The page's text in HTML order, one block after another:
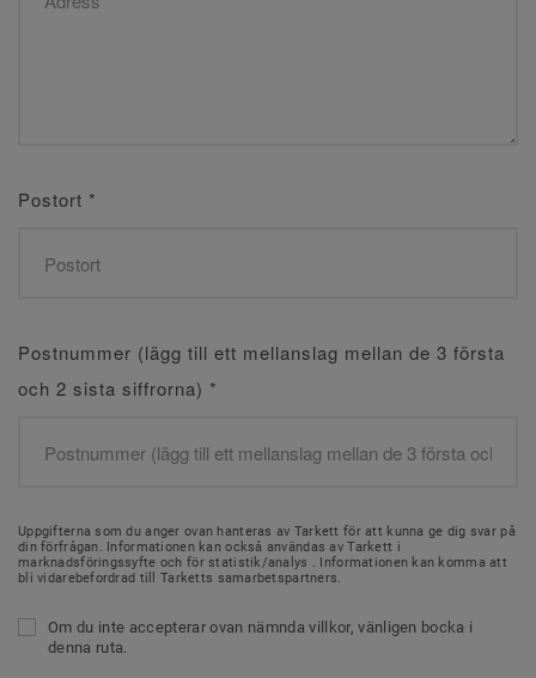
Postort *
Postnummer (lägg till ett mellanslag mellan de 3 första
och 2 sista siffrorna) *
Uppgifterna som du anger ovan hanteras av Tarkett för att kunna ge dig svar på
din förfrågan. Informationen kan också användas av Tarkett i
marknadsföringssyfte och för statistik/analys . Informationen kan komma att
bli vidarebefordrad till Tarketts samarbetspartners.
Om du inte accepterar ovan nämnda villkor, vänligen bocka i
denna ruta.